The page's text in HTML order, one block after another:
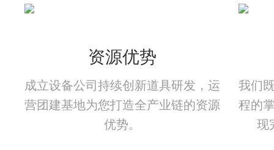
资源优势
成立设备公司持续创新道具研发，运
营团建基地为您打造全产业链的资源
优势。
我们
程的
现